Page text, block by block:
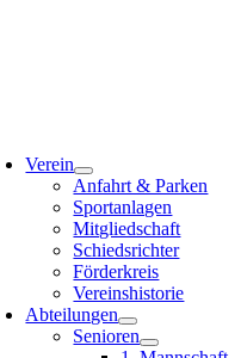
Verein
Anfahrt & Parken
Sportanlagen
Mitgliedschaft
Schiedsrichter
Förderkreis
Vereinshistorie
Abteilungen
Senioren